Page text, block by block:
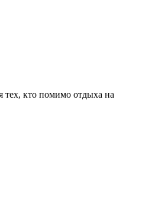
тех, кто помимо отдыха на